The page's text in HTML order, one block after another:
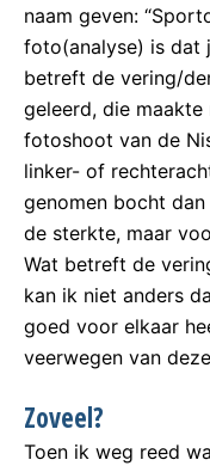
naam geven:
foto(analyse) is dat
betreft de vering/
geleerd, die
fotoshoot van de
linker- of
genomen bocht
de sterkte, maar
Wat betreft de
kan ik niet anders
goed voor elkaar
veerwegen van
Zoveel?
Toen ik weg reed